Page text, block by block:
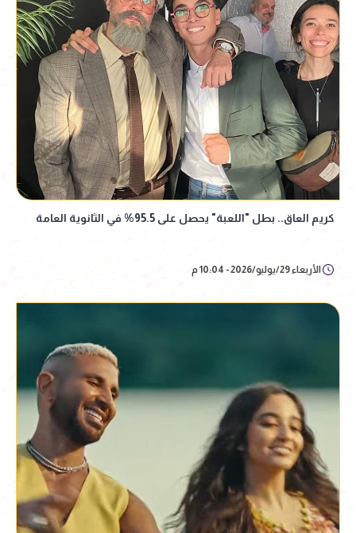
كريم العاق.. بطل "اللعبة" يحصل على 95.5% في الثانوية العامة
الأربعاء 29/يوليو/2026 - 10:04 م